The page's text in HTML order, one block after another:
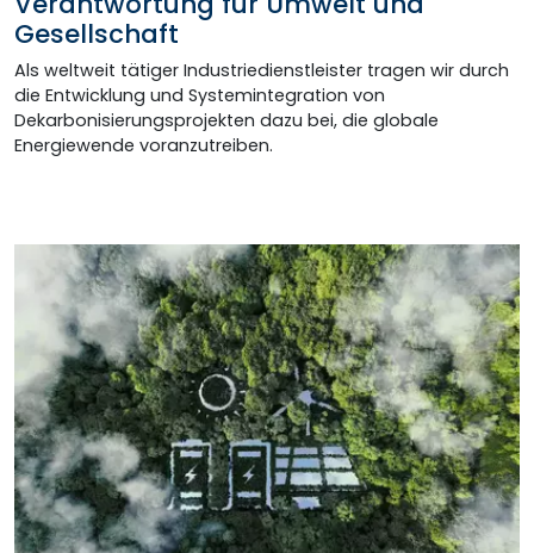
Gesellschaft
Als weltweit tätiger Industriedienstleister tragen wir durch
die Entwicklung und Systemintegration von
Dekarbonisierungsprojekten dazu bei, die globale
Energiewende voranzutreiben.